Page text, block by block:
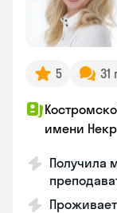
5 31
имени
Получила